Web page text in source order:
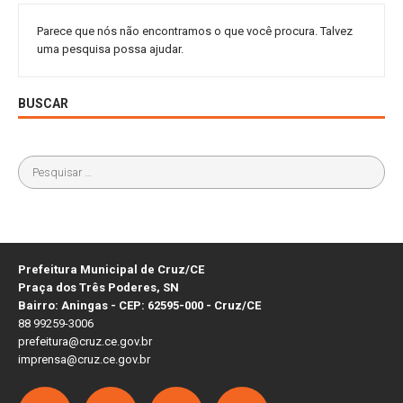
Parece que nós não encontramos o que você procura. Talvez
uma pesquisa possa ajudar.
BUSCAR
Prefeitura Municipal de Cruz/CE
Praça dos Três Poderes, SN
Bairro: Aningas - CEP: 62595-000 - Cruz/CE
88 99259-3006
prefeitura@cruz.ce.gov.br
imprensa@cruz.ce.gov.br